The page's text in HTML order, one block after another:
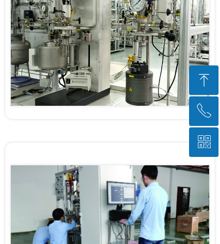
ꁸ
回到顶部
ꂅ
010-82398990
ꀥ
微信二维码